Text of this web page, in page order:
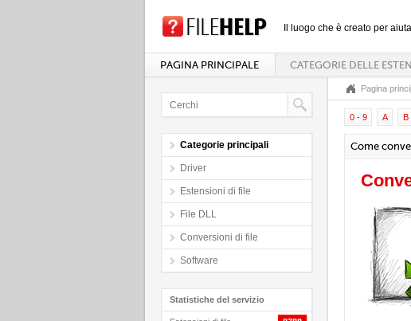
Il luogo che è creato per
PAGINA PRINCIPALE CATEGORIE DELLE
Categorie principali
Driver
Estensioni di file
File DLL
Conversioni di file
Software
Statistiche del servizio
Pagina
0 - 9 A B
Come